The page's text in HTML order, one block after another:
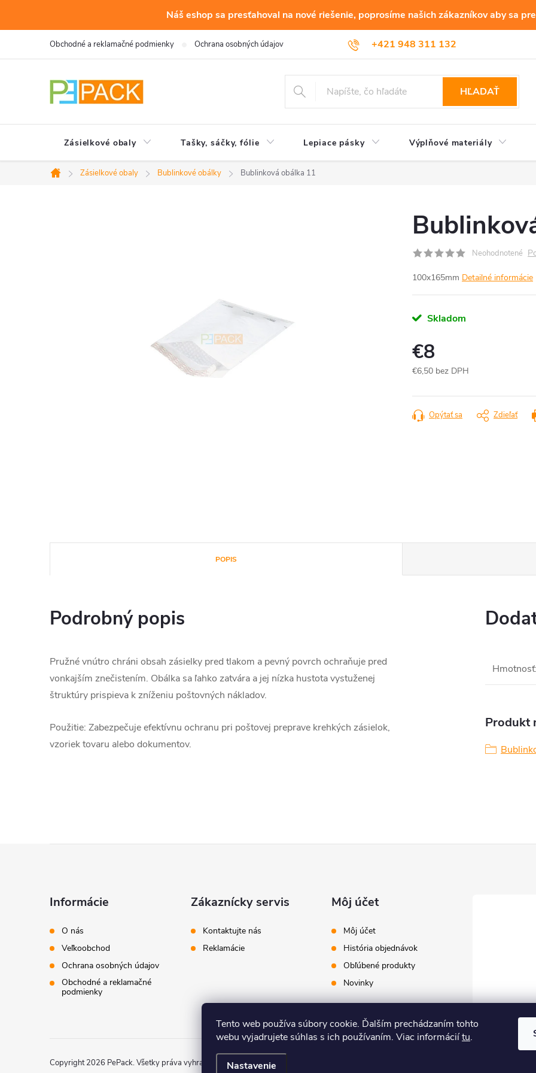
Náš eshop sa presťahoval na nové riešenie, poprosíme našich zákazníkov aby sa
Tento web používa súbory cookie. Ďalším prechádzaním tohto
webu vyjadrujete súhlas s ich používaním. Viac informáciítu.
Nastavenie
+421 948 311 132
Obchodné a reklamačné podmienky Ochrana osobných údajov
HĽADAŤ
Zásielkové obaly Tašky, sáčky, fólie Lepiace pásky Výplňové materiály
Domov
Zásielkové obaly Bublinkové obálky Bublinková obálka 11
Neohodnotené
100x165mm Detailné informácie
Skladom
€8
€6,50 bez DPH
cena:
Opýtať sa Zdieľať
POPIS
Podrobný popis
Pružné vnútro chráni obsah zásielky pred tlakom a pevný povrch ochraňuje pred
vonkajším znečistením. Obálka sa ľahko zatvára a jej nízka hustota vystuženej
štruktúry prispieva k zníženiu poštovných nákladov.
Použitie: Zabezpečuje efektívnu ochranu pri poštovej preprave krehkých zásielok,
vzoriek tovaru alebo dokumentov.
Hmotnosť:
Produkt
Informácie
O nás
Veľkoobchod
Ochrana osobných údajov
Obchodné a reklamačné
podmienky
Zákaznícky servis
Kontaktujte nás
Reklamácie
Môj účet
Môj účet
História objednávok
Obľúbené produkty
Novinky
Copyright 2026 PePack. Všetky práva vyhradené.